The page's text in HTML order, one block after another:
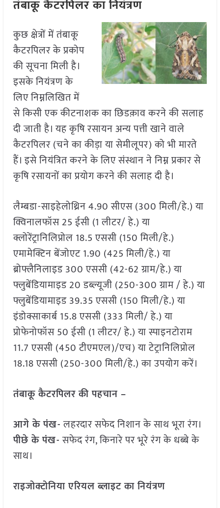
तंबाकू कैटरपिलर का नियंत्रण
कुछ क्षेत्रों में तंबाकू
कैटरपिलर के प्रकोप
की सूचना मिली है।
इसके नियंत्रण के
लिए निम्नलिखित में
से किसी एक कीटनाशक का छिडक़ाव करने की सलाह
दी जाती है। यह कृषि रसायन अन्य पत्ती खाने वाले
कैटरपिलर (चने का कीड़ा या सेमीलूपर) को भी मारते
हैं। इसे नियंत्रित करने के लिए संस्थान ने निम्न प्रकार से
कृषि रसायनों का प्रयोग करने की सलाह दी है।
लैम्बडा-साइहेलोथ्रिन 4.90 सीएस (300 मिली/हे.) या
क्विनालफॉस 25 ईसी (1 लीटर/ हे.) या
क्लोरेंट्रानिलिप्रोल 18.5 एससी (150 मिली/हे.)
एमामेक्टिन बेंजोएट 1.90 (425 मिली/हे.) या
ब्रोफ्लैनिलाइड 300 एससी (42-62 ग्राम/हे.) या
फ्लुबेंडियामाइड 20 डब्ल्यूजी (250-300 ग्राम / हे.) या
फ्लुबेंडियामाइड 39.35 एससी (150 मिली/हे.) या
इंडोक्साकार्ब 15.8 एससी (333 मिली/ हे.) या
प्रोफेनोफॉस 50 ईसी (1 लीटर/ हे.) या स्पाइनटोराम
11.7 एससी (450 टीएमएल)/एच) या टेट्रानिलिप्रोल
18.18 एससी (250-300 मिली/हे.) का उपयोग करें।
तंबाकू कैटरपिलर की पहचान –
आगे के पंख-लहरदार सफेद निशान के साथ भूरा रंग।
पीछे के पंख-सफेद रंग, किनारे पर भूरे रंग के धब्बे के
साथ।
राइजोक्टोनिया एरियल ब्लाइट का नियंत्रण